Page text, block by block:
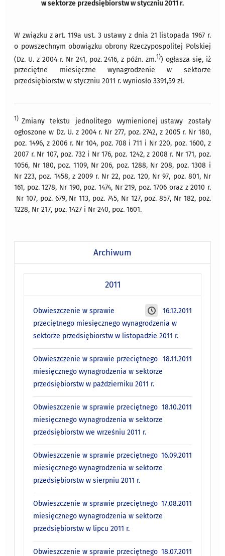
w sektorze przedsiębiorstw w styczniu 2011 r.
W związku z art. 119a ust. 3 ustawy z dnia 21 listopada 1967 r.
o powszechnym obowiązku obrony Rzeczypospolitej Polskiej
(Dz. U. z 2004 r. Nr 241, poz. 2416, z późn. zm.1)) ogłasza się, iż
przeciętne miesięczne wynagrodzenie w sektorze
przedsiębiorstw w styczniu 2011 r. wyniosło 3391,59 zł.
1) Zmiany tekstu jednolitego wymienionej ustawy zostały
ogłoszone w Dz. U. z 2004 r. Nr 277, poz. 2742, z 2005 r. Nr 180,
poz. 1496, z 2006 r. Nr 104, poz. 708 i 711 i Nr 220, poz. 1600, z
2007 r. Nr 107, poz. 732 i Nr 176, poz. 1242, z 2008 r. Nr 171, poz.
1056, Nr 180, poz. 1109, Nr 206, poz. 1288, Nr 208, poz. 1308 i
Nr 223, poz. 1458, z 2009 r. Nr 22, poz. 120, Nr 97, poz. 801, Nr
161, poz. 1278, Nr 190, poz. 1474, Nr 219, poz. 1706 oraz z 2010 r.
Nr 107, poz. 679, Nr 113, poz. 745, Nr 127, poz. 857, Nr 182, poz.
1228, Nr 217, poz. 1427 i Nr 240, poz. 1601.
Archiwum
2011
16.12.2011
Obwieszczenie w sprawie
przeciętnego miesięcznego wynagrodzenia w
sektorze przedsiębiorstw w listopadzie 2011 r.
18.11.2011
Obwieszczenie w sprawie przeciętnego
miesięcznego wynagrodzenia w sektorze
przedsiębiorstw w październiku 2011 r.
18.10.2011
Obwieszczenie w sprawie przeciętnego
miesięcznego wynagrodzenia w sektorze
przedsiębiorstw we wrześniu 2011 r.
16.09.2011
Obwieszczenie w sprawie przeciętnego
miesięcznego wynagrodzenia w sektorze
przedsiębiorstw w sierpniu 2011 r.
17.08.2011
Obwieszczenie w sprawie przeciętnego
miesięcznego wynagrodzenia w sektorze
przedsiębiorstw w lipcu 2011 r.
18.07.2011
Obwieszczenie w sprawie przeciętnego